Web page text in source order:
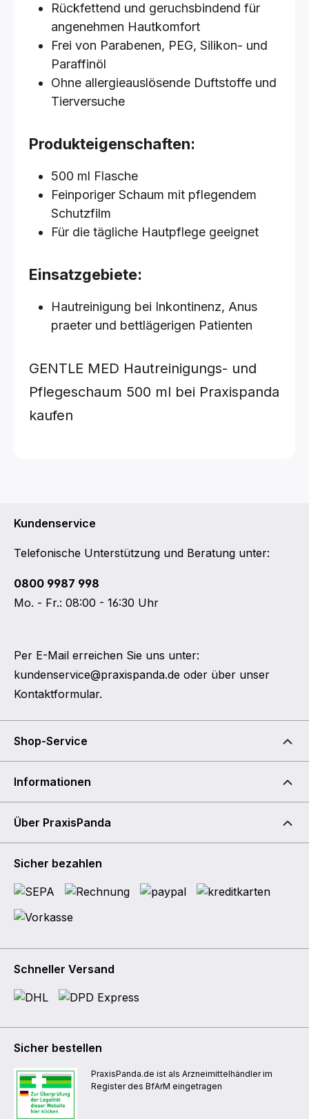
Rückfettend und geruchsbindend für
angenehmen Hautkomfort
Frei von Parabenen, PEG, Silikon- und
Paraffinöl
Ohne allergieauslösende Duftstoffe und
Tierversuche
Produkteigenschaften:
500 ml Flasche
Feinporiger Schaum mit pflegendem
Schutzfilm
Für die tägliche Hautpflege geeignet
Einsatzgebiete:
Hautreinigung bei Inkontinenz, Anus
praeter und bettlägerigen Patienten
GENTLE MED Hautreinigungs- und
Pflegeschaum 500 ml bei Praxispanda
kaufen
Kundenservice
Telefonische Unterstützung und Beratung unter:
0800 9987 998
Mo. - Fr.: 08:00 - 16:30 Uhr
Per E-Mail erreichen Sie uns unter:
kundenservice@praxispanda.de oder über unser
Kontaktformular.
Shop-Service
Informationen
Über PraxisPanda
Sicher bezahlen
Schneller Versand
Sicher bestellen
PraxisPanda.de ist als Arzneimittelhändler im
Register des BfArM eingetragen